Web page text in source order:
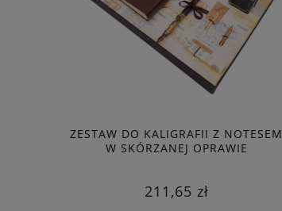
ZESTAW DO KALIGRAFII Z NOTESEM
W SKÓRZANEJ OPRAWIE
211,65 zł